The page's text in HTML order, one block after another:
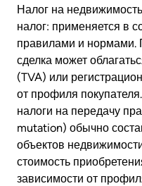
Налог на
налог: применяется в
правилами и нормами.
сделка может
(TVA) или
от профиля
налоги на передачу
mutation) обычно
объектов
стоимость
зависимости от